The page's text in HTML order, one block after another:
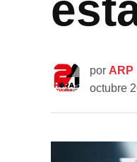
por ARP
octubre